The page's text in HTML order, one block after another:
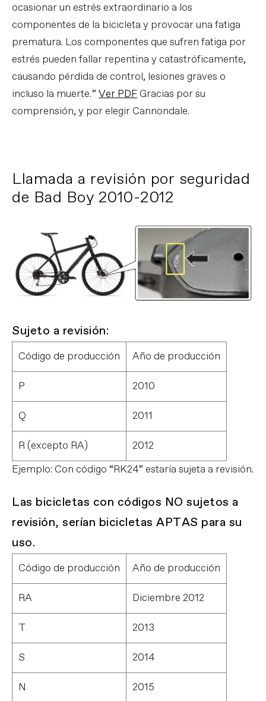
ocasionar un estrés extraordinario a los
componentes de la bicicleta y provocar una fatiga
prematura. Los componentes que sufren fatiga por
estrés pueden fallar repentina y catastróficamente,
causando pérdida de control, lesiones graves o
incluso la muerte.” Ver PDFGracias por su
comprensión, y por elegir Cannondale.
Llamada a revisión por seguridad
de Bad Boy 2010-2012
Sujeto a revisión:
Código de producción Año de producción
P 2010
Q 2011
R (excepto RA)
2012
Ejemplo: Con código “RK24” estaría sujeta a revisión.
Las bicicletas con códigos NO sujetos a
revisión, serían bicicletas APTAS para su
uso.
Código de producción Año de producción
RA Diciembre 2012
T 2013
S 2014
N 2015